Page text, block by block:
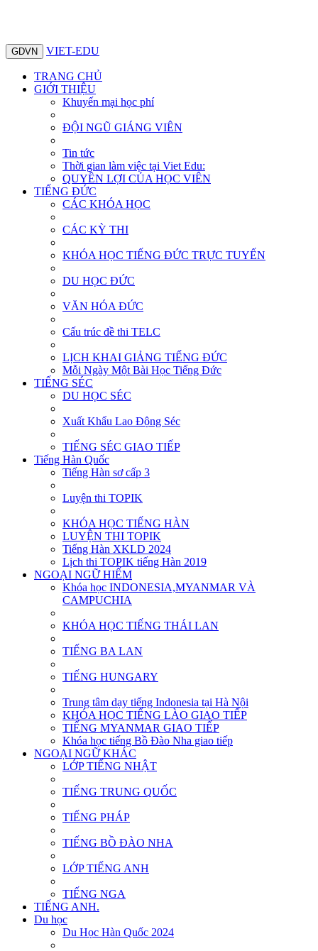
GDVN VIET-EDU
TRANG CHỦ
GIỚI THIỆU
Khuyến mại học phí
ĐỘI NGŨ GIÁNG VIÊN
Tin tức
Thời gian làm việc tại Viet Edu:
QUYỀN LỢI CỦA HỌC VIÊN
TIẾNG ĐỨC
CÁC KHÓA HỌC
CÁC KỲ THI
KHÓA HỌC TIẾNG ĐỨC TRỰC TUYẾN
DU HỌC ĐỨC
VĂN HÓA ĐỨC
Cấu trúc đề thi TELC
LỊCH KHAI GIẢNG TIẾNG ĐỨC
Mỗi Ngày Một Bài Học Tiếng Đức
TIẾNG SÉC
DU HỌC SÉC
Xuất Khẩu Lao Động Séc
TIẾNG SÉC GIAO TIẾP
Tiếng Hàn Quốc
Tiếng Hàn sơ cấp 3
Luyện thi TOPIK
KHÓA HỌC TIẾNG HÀN
LUYỆN THI TOPIK
Tiếng Hàn XKLD 2024
Lịch thi TOPIK tiếng Hàn 2019
NGOẠI NGỮ HIẾM
Khóa học INDONESIA,MYANMAR VÀ
CAMPUCHIA
KHÓA HỌC TIẾNG THÁI LAN
TIẾNG BA LAN
TIẾNG HUNGARY
Trung tâm dạy tiếng Indonesia tại Hà Nội
KHÓA HỌC TIẾNG LÀO GIAO TIẾP
TIẾNG MYANMAR GIAO TIẾP
Khóa học tiếng Bồ Đào Nha giao tiếp
NGOẠI NGỮ KHÁC
LỚP TIẾNG NHẬT
TIẾNG TRUNG QUỐC
TIẾNG PHÁP
TIẾNG BỒ ĐÀO NHA
LỚP TIẾNG ANH
TIẾNG NGA
TIẾNG ANH.
Du học
Du Học Hàn Quốc 2024